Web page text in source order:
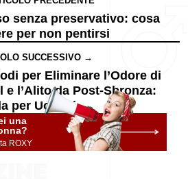
senza preservativo: cosa
per non pentirsi
SUCCESSIVO →
per Eliminare l’Odore di
e l’Alito da Post-Sbronza:
per Uomini
una
ROXY